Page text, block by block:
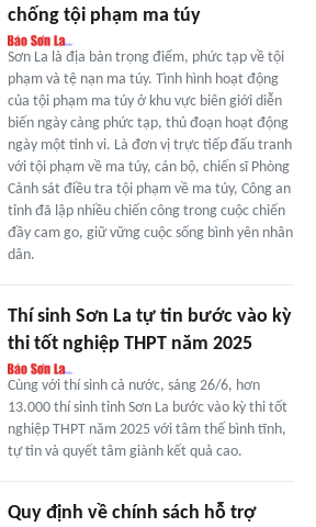
chống tội phạm ma túy
Sơn La là địa bàn trọng điểm, phức tạp về tội
phạm và tệ nạn ma túy. Tình hình hoạt động
của tội phạm ma túy ở khu vực biên giới diễn
biến ngày càng phức tạp, thủ đoạn hoạt động
ngày một tinh vi. Là đơn vị trực tiếp đấu tranh
với tội phạm về ma túy, cán bộ, chiến sĩ Phòng
Cảnh sát điều tra tội phạm về ma túy, Công an
tỉnh đã lập nhiều chiến công trong cuộc chiến
đầy cam go, giữ vững cuộc sống bình yên nhân
dân.
Thí sinh Sơn La tự tin bước vào kỳ
thi tốt nghiệp THPT năm 2025
Cùng với thí sinh cả nước, sáng 26/6, hơn
13.000 thí sinh tỉnh Sơn La bước vào kỳ thi tốt
nghiệp THPT năm 2025 với tâm thế bình tĩnh,
tự tin và quyết tâm giành kết quả cao.
Quy định về chính sách hỗ trợ